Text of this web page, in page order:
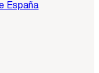
España